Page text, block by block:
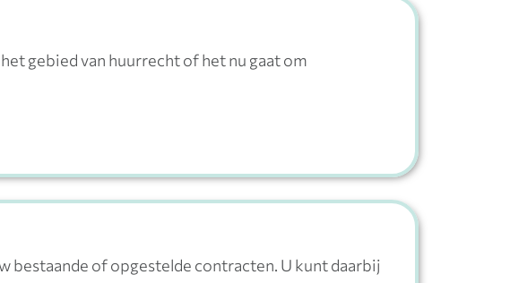
gebied van huurrecht of het nu gaat om
bestaande of opgestelde contracten. U kunt daarbij